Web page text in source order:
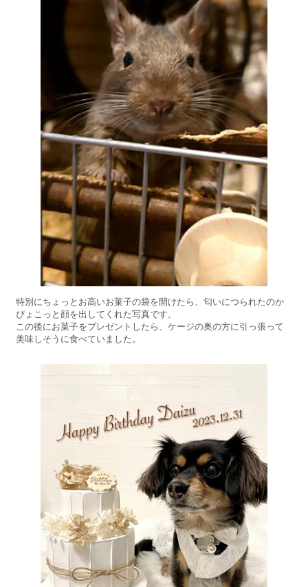
特別にちょっとお高いお菓子の袋を開けたら、匂いにつられたのか
ぴょこっと顔を出してくれた写真です。
この後にお菓子をプレゼントしたら、ケージの奥の方に引っ張って
美味しそうに食べていました。